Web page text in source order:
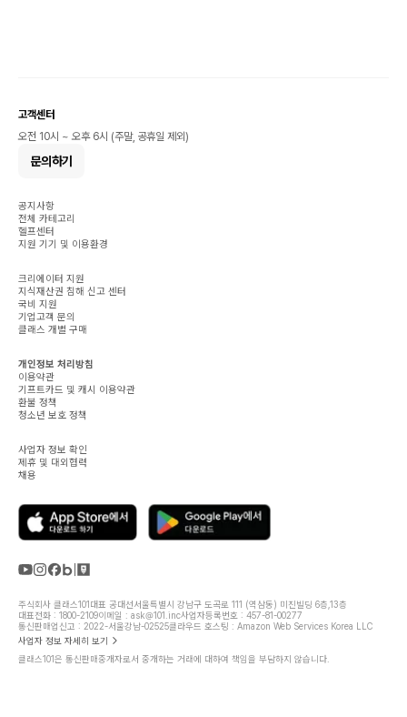
고객센터
오전 10시 ~ 오후 6시 (주말, 공휴일 제외)
문의하기
공지사항
전체 카테고리
헬프센터
지원 기기 및 이용환경
크리에이터 지원
지식재산권 침해 신고 센터
국비 지원
기업고객 문의
클래스 개별 구매
개인정보 처리방침
이용약관
기프트카드 및 캐시 이용약관
환불 정책
청소년 보호 정책
사업자 정보 확인
제휴 및 대외협력
채용
주식회사 클래스101대표 공대선서울특별시 강남구 도곡로 111 (역삼동) 미진빌딩 6층,13층
대표전화 : 1800-2109이메일 : ask@101.inc사업자등록번호 : 457-81-00277
통신판매업신고 : 2022-서울강남-02525클라우드 호스팅 : Amazon Web Services Korea LLC
사업자 정보 자세히 보기
클래스101은 통신판매중개자로서 중개하는 거래에 대하여 책임을 부담하지 않습니다.